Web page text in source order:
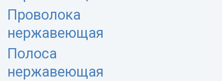
Проволока
нержавеющая
Полоса
нержавеющая